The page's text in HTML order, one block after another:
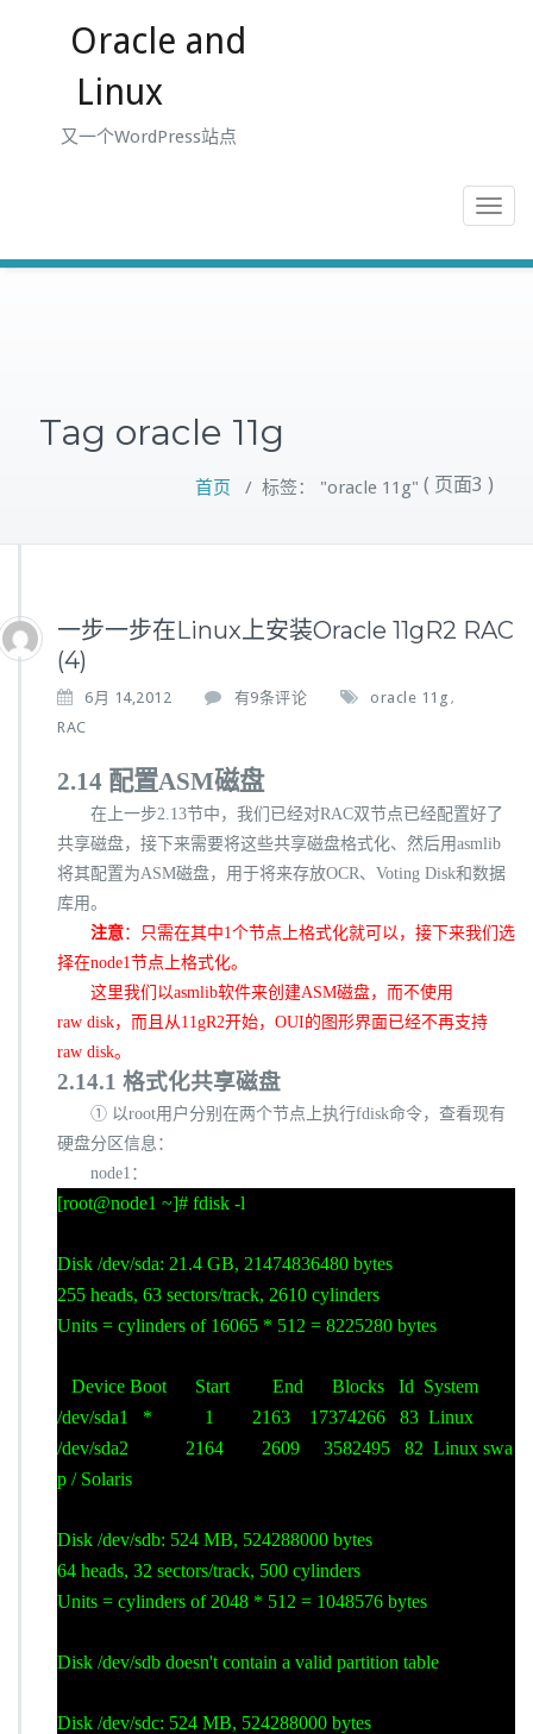
Oracle and
Linux
又一个WordPress站点
Toggle
Tag oracle 11g
首页 / 标签： "oracle 11g" ( 页面3 )
一步一步在Linux上安装Oracle 11gR2 RAC
(4)
6月 14,2012
一
步
在
L
i
n
u
上
装
O
r
c
l
e
g
R
A
C
(4)
有9条评论 oracle 11g ,
RAC
2.14 配置ASM磁盘
在上一步2.13节中，我们已经对RAC双节点已经配置好了
共享磁盘，接下来需要将这些共享磁盘格式化、然后用asmlib
将其配置为ASM磁盘，用于将来存放OCR、 Voting Disk和数据
库用。
注意：只需在其中1个节点上格式化就可以，接下来我们选
择在node1节点上格式化。
这里我们以asmlib软件来创建ASM磁盘，而不使用
raw disk，而且从11gR2开始， OUI的图形界面已经不再支持
raw disk。
2.14.1 格式化共享磁盘
① 以root用户分别在两个节点上执行fdisk命令，查看现有
硬盘分区信息：
node1 ：
[root@node1 ~]# fdisk -l
Disk /dev/sda: 21.4 GB, 21474836480 bytes
255 heads, 63 sectors/track, 2610 cylinders
Units = cylinders of 16065 * 512 = 8225280 bytes
Device Boot Start End Blocks Id System
/dev/sda1 * 1 2163 17374266 83 Linux
/dev/sda2 2164 2609 3582495 82 Linux swa
p / Solaris
Disk /dev/sdb: 524 MB, 524288000 bytes
64 heads, 32 sectors/track, 500 cylinders
Units = cylinders of 2048 * 512 = 1048576 bytes
Disk /dev/sdb doesn't contain a valid partition table
Disk /dev/sdc: 524 MB, 524288000 bytes